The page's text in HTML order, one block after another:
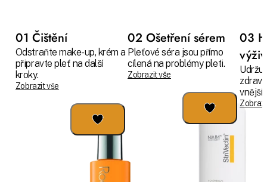
01 Čištění
Odstraňte make-up, krém a
připravte pleť na další
kroky.
Zobrazit vše
02 Ošetření sérem
Pleťové séra jsou přímo
cílená na problémy pleti.
Zobrazit vše
03